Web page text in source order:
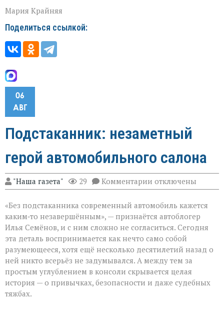
Мария Крайняя
Поделиться ссылкой:
06
АВГ
Подстаканник: незаметный
герой автомобильного салона
"Наша газета" 29 Комментарии к
записи
незаметный
герой
автомобильного
салона
отключены
«Без подстаканника современный автомобиль кажется
каким‑то незавершённым», — признаётся автоблогер
Илья Семёнов, и с ним сложно не согласиться. Сегодня
эта деталь воспринимается как нечто само собой
разумеющееся, хотя ещё несколько десятилетий назад о
ней никто всерьёз не задумывался. А между тем за
простым углублением в консоли скрывается целая
история — о привычках, безопасности и даже судебных
тяжбах.